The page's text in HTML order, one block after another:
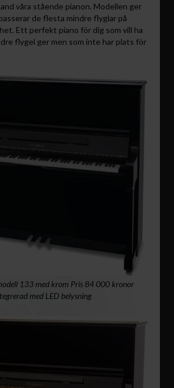
våra stående pianon. Modellen ger
de flesta mindre flyglar på
Ett perfekt piano för dig som vill ha
flygel ger men som inte har plats för
133 med krom Pris 84 000 kronor
med LED belysning